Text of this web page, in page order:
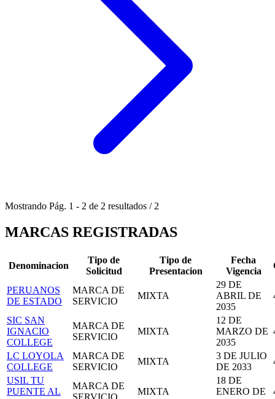
Mostrando Pág. 1 - 2 de 2 resultados / 2
MARCAS REGISTRADAS
Denominacion
Tipo de
Solicitud
Tipo de
Presentacion
Fecha
Vigencia
PERUANOS
DE ESTADO
MARCA DE
SERVICIO
MIXTA
29 DE
ABRIL DE
2035
SIC SAN
IGNACIO
COLLEGE
MARCA DE
SERVICIO
MIXTA
12 DE
MARZO DE
2035
LC LOYOLA
COLLEGE
MARCA DE
SERVICIO
MIXTA
3 DE JULIO
DE 2033
USIL TU
PUENTE AL
MARCA DE
SERVICIO
MIXTA
18 DE
ENERO DE